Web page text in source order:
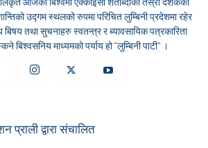
उद्गम स्थलको रुपमा परिचित लुम्बिनी प्रदेशमा रहेर
बिषय तथा सुचनाहरु स्वतन्त्र र ब्यावसायिक पत्रकारिता
बिश्वसनिय माध्यमको पर्याय हो "लुम्बिनी पाटी" ।
प्राली द्वारा संचालित